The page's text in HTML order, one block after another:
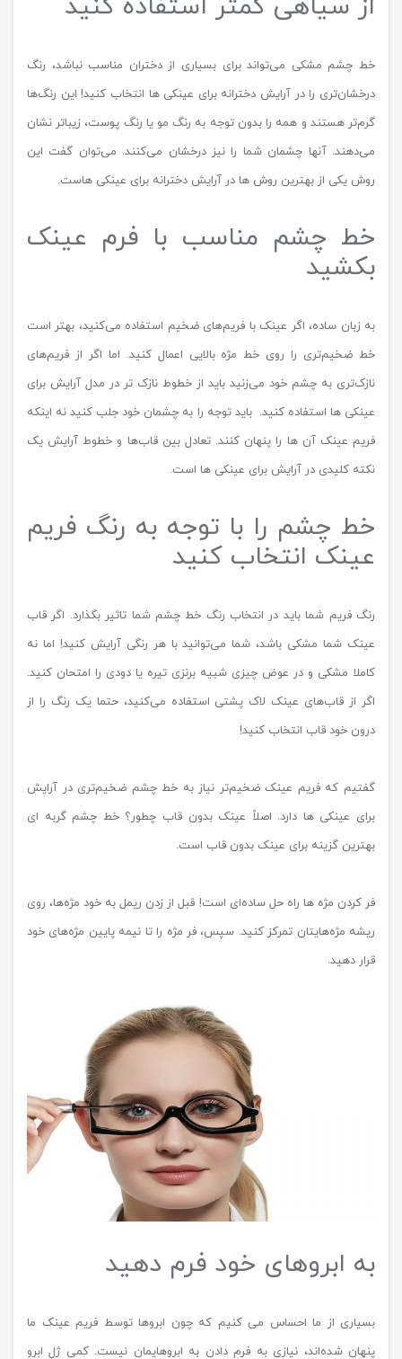
خط چشم مشکی می‌تواند برای بسیاری از دختران مناسب نباشد، رنگ
درخشان‌تری را در آرایش دخترانه برای عینکی ها انتخاب کنید! این رنگ‌ها
گرم‌تر هستند و همه را بدون توجه به رنگ مو یا رنگ پوست، زیباتر نشان
می‌دهند. آنها چشمان شما را نیز درخشان می‌کنند. می‌توان گفت این
روش یکی از بهترین روش ها در آرایش دخترانه برای عینکی هاست.
خط چشم مناسب با فرم عینک
بکشید
به زبان ساده، اگر عینک با فریم‌های ضخیم استفاده می‌کنید، بهتر است
خط ضخیم‌تری را روی خط مژه بالایی اعمال کنید. اما اگر از فریم‌های
نازک‌تری به چشم خود می‌زنید باید از خطوط نازک تر در مدل آرایش برای
عینکی ها استفاده کنید. باید توجه را به چشمان خود جلب کنید نه اینکه
فریم عینک آن ها را پنهان کنند. تعادل بین قاب‌ها و خطوط آرایش یک
نکته کلیدی در آرایش برای عینکی ها است.
خط چشم را با توجه به رنگ فریم
عینک انتخاب کنید
رنگ فریم شما باید در انتخاب رنگ خط چشم شما تاثیر بگذارد. اگر قاب
عینک شما مشکی باشد، شما می‌توانید با هر رنگی آرایش کنید! اما نه
کاملا مشکی و در عوض چیزی شبیه برنزی تیره یا دودی را امتحان کنید.
اگر از قاب‌های عینک لاک پشتی استفاده می‌کنید، حتما یک رنگ را از
درون خود قاب انتخاب کنید!
گفتیم که فریم عینک ضخیم‌تر نیاز به خط چشم ضخیم‌تری در آرایش
برای عینکی ها دارد. اصلاً عینک بدون قاب چطور؟ خط چشم گربه‌ ای
بهترین گزینه برای عینک بدون قاب است.
فر کردن مژه ها راه حل ساده‌ای است! قبل از زدن ریمل به خود مژه‌ها، روی
ریشه مژه‌هایتان تمرکز کنید. سپس، فر مژه را تا نیمه پایین مژه‌های خود
قرار دهید.
به ابروهای خود فرم دهید
بسیاری از ما احساس می کنیم که چون ابروها توسط فریم عینک ما
پنهان شده‌اند، نیازی به فرم دادن به ابروهایمان نیست. کمی ژل ابرو